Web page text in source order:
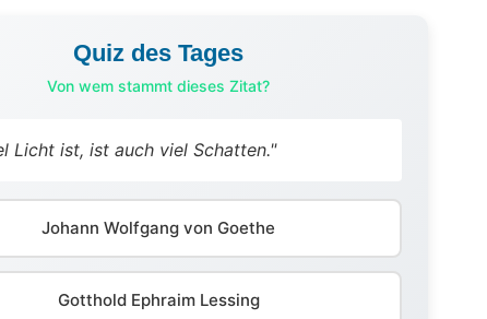
Quiz des Tages
Von wem stammt dieses Zitat?
Licht ist, ist auch viel Schatten."
Johann Wolfgang von Goethe
Gotthold Ephraim Lessing